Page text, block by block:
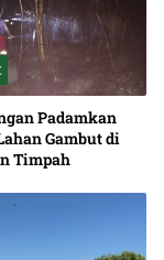
Padamkan
Gambut di
Timpah